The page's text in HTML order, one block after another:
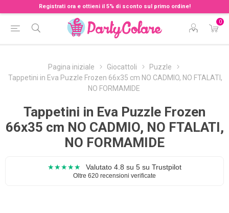
Registrati ora e ottieni il 5% di sconto sul primo ordine!
0
Pagina iniziale Giocattoli
Puzzle
Tappetini in Eva Puzzle Frozen 66x35 cm NO CADMIO, NO FTALATI,
NO FORMAMIDE
Tappetini in Eva Puzzle Frozen
66x35 cm NO CADMIO, NO FTALATI,
NO FORMAMIDE
★★★★★ Valutato 4.8 su 5 su Trustpilot
Oltre 620 recensioni verificate